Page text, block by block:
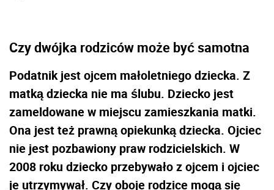
Czy dwójka rodziców może być samotna
Podatnik jest ojcem małoletniego dziecka. Z
matką dziecka nie ma ślubu. Dziecko jest
zameldowane w miejscu zamieszkania matki.
Ona jest też prawną opiekunką dziecka. Ojciec
nie jest pozbawiony praw rodzicielskich. W
2008 roku dziecko przebywało z ojcem i ojciec
je utrzymywał. Czy oboje rodzice mogą się